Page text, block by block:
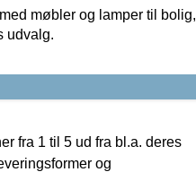
møbler og lamper til bolig,
udvalg.
fra 1 til 5 ud fra bl.a. deres
og